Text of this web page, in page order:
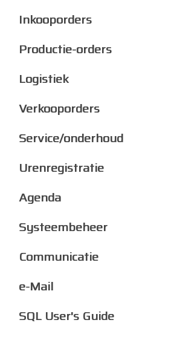
Inkooporders
Productie-orders
Logistiek
Verkooporders
Service/onderhoud
Urenregistratie
Agenda
Systeembeheer
Communicatie
e-Mail
SQL User's Guide